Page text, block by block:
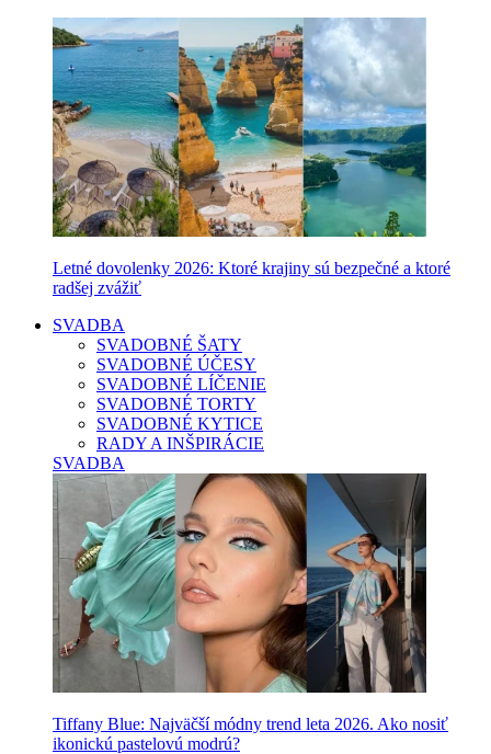
Letné dovolenky 2026: Ktoré krajiny sú bezpečné a ktoré
radšej zvážiť
SVADBA
SVADOBNÉ ŠATY
SVADOBNÉ ÚČESY
SVADOBNÉ LÍČENIE
SVADOBNÉ TORTY
SVADOBNÉ KYTICE
RADY A INŠPIRÁCIE
SVADBA
Tiffany Blue: Najväčší módny trend leta 2026. Ako nosiť
ikonickú pastelovú modrú?